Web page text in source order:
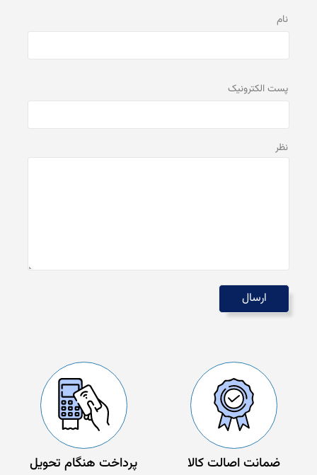
نام
پست الكترونيک
نظر
ضمانت اصالت کالا پرداخت هنگام تحویل